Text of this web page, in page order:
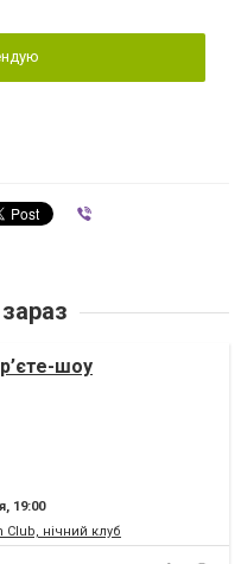
зараз
шоу
19:00
Club, нічний клуб